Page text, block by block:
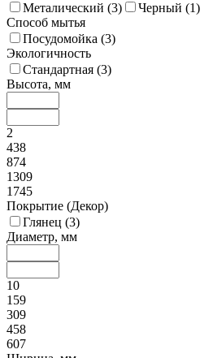
Металический (3) Черный (1)
Способ мытья
Посудомойка (3)
Экологичность
Стандартная (3)
Высота, мм
2
438
874
1309
1745
Покрытие (Декор)
Глянец (3)
Диаметр, мм
10
159
309
458
607